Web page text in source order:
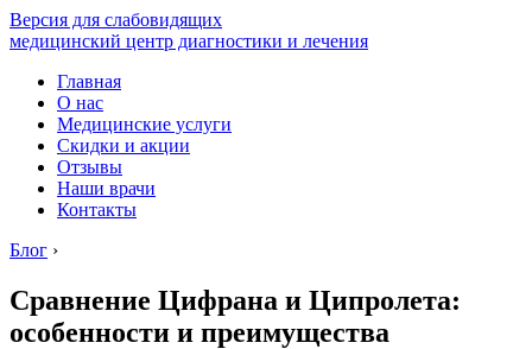
Версия для слабовидящих
медицинский центр диагностики и лечения
Главная
О нас
Медицинские услуги
Скидки и акции
Отзывы
Наши врачи
Контакты
Блог ›
Сравнение Цифрана и Ципролета:
особенности и преимущества